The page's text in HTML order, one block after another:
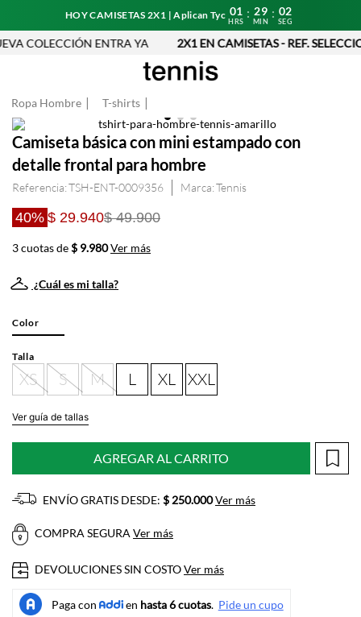
HOY CAMISETAS 2X1 | Aplican Tyc 01
HRS
: 29
MIN
: 01
SEG
COLECCIÓN ENTRA YA 2X1 EN CAMISETAS - REF.
Ropa Hombre T-shirts
Camiseta básica con mini estampado con
detalle frontal para hombre
Referencia:TSH-ENT-0009356 Tennis
40% $ 29.940$ 49.900
3 cuotas de$ 9.980Ver más
¿Cuál es mi talla?
Color
Talla
XS S M L XL XXL
Ver guía de tallas
AGREGAR AL CARRITO
ENVÍO GRATIS DESDE: $ 250.000Ver más
COMPRA SEGURA Ver más
DEVOLUCIONES SIN COSTOVer más